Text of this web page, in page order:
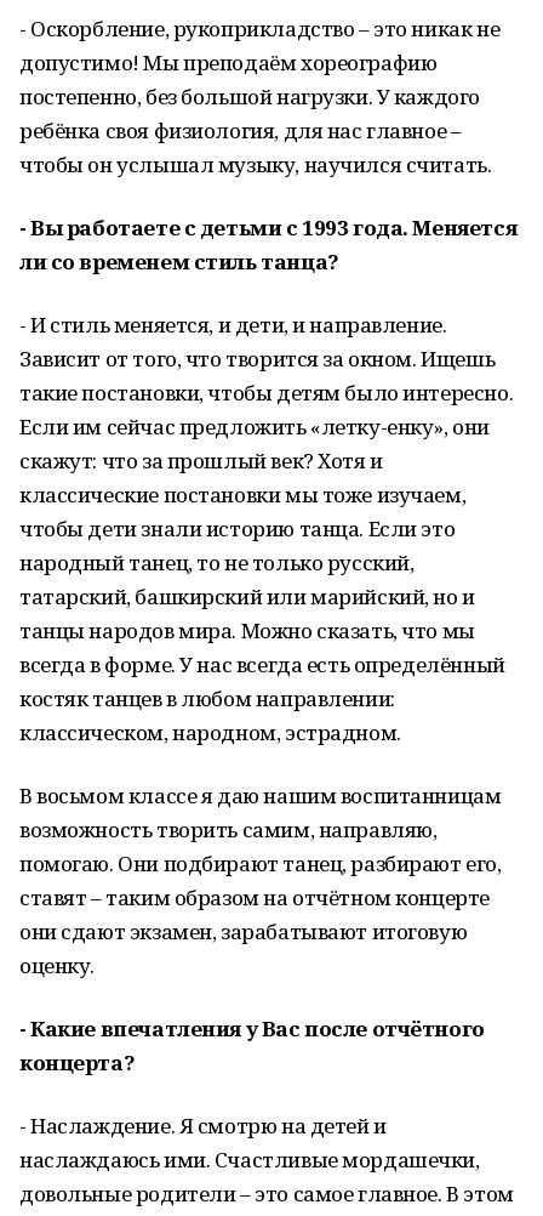
- Оскорбление, рукоприкладство – это никак не
допустимо! Мы преподаём хореографию
постепенно, без большой нагрузки. У каждого
ребёнка своя физиология, для нас главное –
чтобы он услышал музыку, научился считать.
- Вы работаете с детьми с 1993 года. Меняется
ли со временем стиль танца?
- И стиль меняется, и дети, и направление.
Зависит от того, что творится за окном. Ищешь
такие постановки, чтобы детям было интересно.
Если им сейчас предложить «летку-енку», они
скажут: что за прошлый век? Хотя и
классические постановки мы тоже изучаем,
чтобы дети знали историю танца. Если это
народный танец, то не только русский,
татарский, башкирский или марийский, но и
танцы народов мира. Можно сказать, что мы
всегда в форме. У нас всегда есть определённый
костяк танцев в любом направлении:
классическом, народном, эстрадном.
В восьмом классе я даю нашим воспитанницам
возможность творить самим, направляю,
помогаю. Они подбирают танец, разбирают его,
ставят – таким образом на отчётном концерте
они сдают экзамен, зарабатывают итоговую
оценку.
- Какие впечатления у Вас после отчётного
концерта?
- Наслаждение. Я смотрю на детей и
наслаждаюсь ими. Счастливые мордашечки,
довольные родители – это самое главное. В этом